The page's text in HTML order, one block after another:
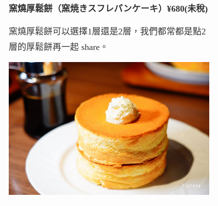
窯燒厚鬆餅（窯焼きスフレパンケーキ）¥680(未稅)
窯燒厚鬆餅可以選擇1層還是2層，我們都常都是點2
層的厚鬆餅再一起 share。